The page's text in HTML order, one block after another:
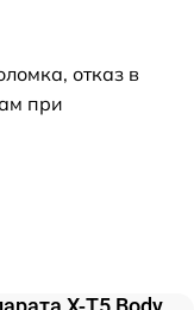
отказ в
при